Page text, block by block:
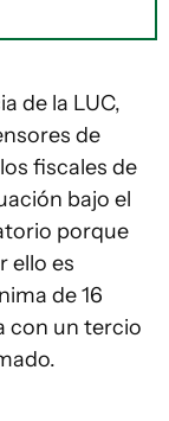
de la LUC,
de
fiscales de
bajo el
porque
ello es
de 16
con un tercio